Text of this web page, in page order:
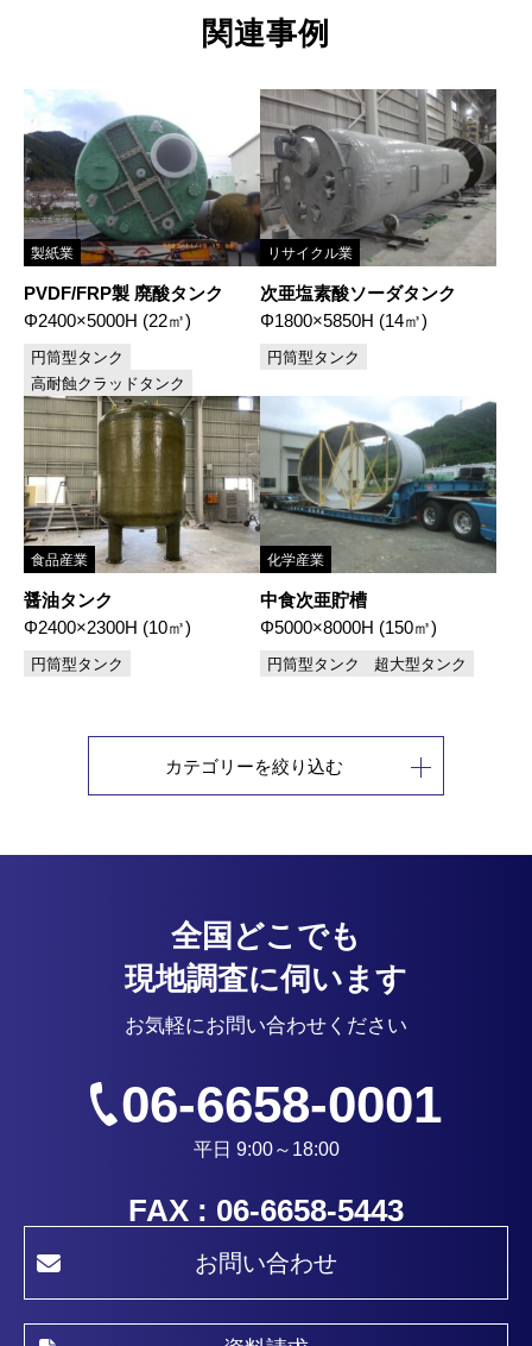
関連事例
製紙業
PVDF/FRP製 廃酸タンク
Φ2400×5000H (22㎥)
円筒型タンク
高耐蝕クラッドタンク
リサイクル業
次亜塩素酸ソーダタンク
Φ1800×5850H (14㎥)
円筒型タンク
食品産業
醤油タンク
Φ2400×2300H (10㎥)
円筒型タンク
化学産業
中食次亜貯槽
Φ5000×8000H (150㎥)
円筒型タンク 超大型タンク
カテゴリーを絞り込む
全国どこでも
現地調査に伺います
お気軽にお問い合わせください
06-6658-0001
平日 9:00～18:00
FAX : 06-6658-5443
お問い合わせ